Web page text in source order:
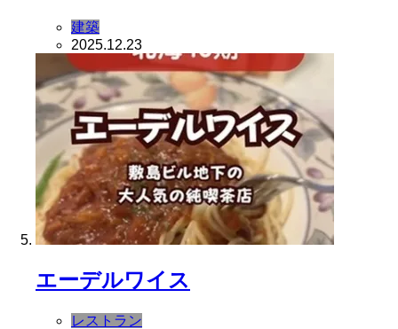
建築
2025.12.23
エーデルワイス
レストラン